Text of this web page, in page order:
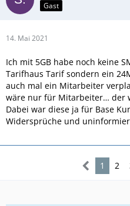
Gast
14. Mai 2021
Ich mit 5GB habe noch keine
Tarifhaus Tarif sondern ein
auch mal ein Mitarbeiter
wäre nur für Mitarbeiter… der
Dabei war diese ja für Base
Widersprüche und
1 2